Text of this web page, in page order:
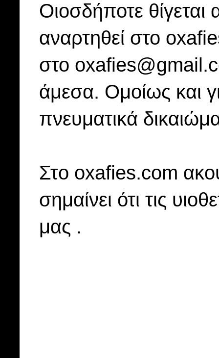
Οιοσδήποτε
αναρτηθεί στο
στο
άμεσα. Ομοίως και
πνευματικά
Στo oxafies.com
σημαίνει ότι τις
μας .